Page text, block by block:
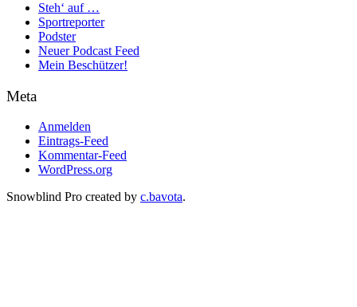
Steh‘ auf …
Sportreporter
Podster
Neuer Podcast Feed
Mein Beschützer!
Meta
Anmelden
Eintrags-Feed
Kommentar-Feed
WordPress.org
Snowblind Pro created by c.bavota.